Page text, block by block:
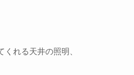
れる天井の照明、